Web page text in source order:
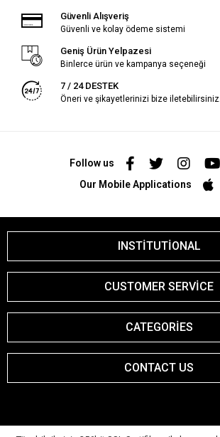
Güvenli Alışveriş
Güvenli ve kolay ödeme sistemi
Geniş Ürün Yelpazesi
Binlerce ürün ve kampanya seçeneği
7 / 24 DESTEK
Öneri ve şikayetlerinizi bize iletebilirsiniz.
Follow us
Our Mobile Applications
INSTİTUTİONAL
CUSTOMER SERVİCE
CATEGORİES
CONTACT US